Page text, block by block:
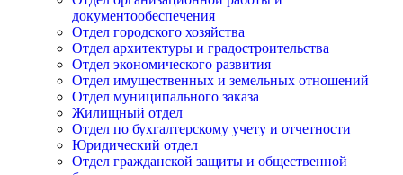
документообеспечения
Отдел городского хозяйства
Отдел архитектуры и градостроительства
Отдел экономического развития
Отдел имущественных и земельных отношений
Отдел муниципального заказа
Жилищный отдел
Отдел по бухгалтерскому учету и отчетности
Юридический отдел
Отдел гражданской защиты и общественной